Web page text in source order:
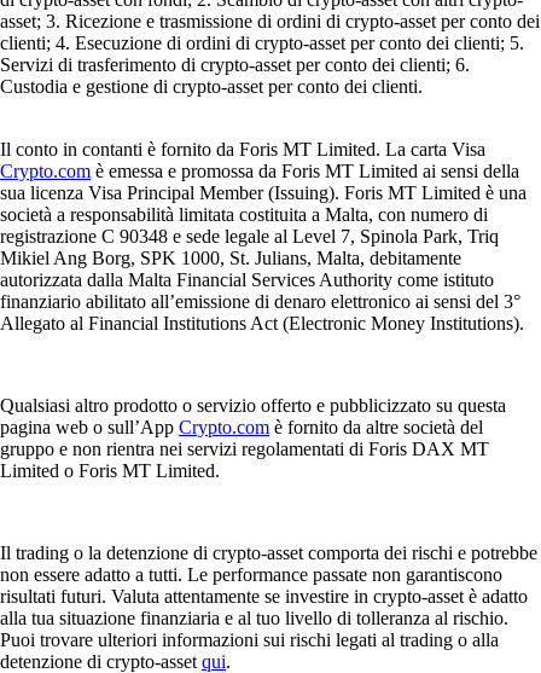
asset; 3. Ricezione e trasmissione di ordini di crypto-asset per conto dei
clienti; 4. Esecuzione di ordini di crypto-asset per conto dei clienti; 5.
Servizi di trasferimento di crypto-asset per conto dei clienti; 6.
Custodia e gestione di crypto-asset per conto dei clienti.
Il conto in contanti è fornito da Foris MT Limited. La carta Visa
Crypto.com è emessa e promossa da Foris MT Limited ai sensi della
sua licenza Visa Principal Member (Issuing). Foris MT Limited è una
società a responsabilità limitata costituita a Malta, con numero di
registrazione C 90348 e sede legale al Level 7, Spinola Park, Triq
Mikiel Ang Borg, SPK 1000, St. Julians, Malta, debitamente
autorizzata dalla Malta Financial Services Authority come istituto
finanziario abilitato all’emissione di denaro elettronico ai sensi del 3°
Allegato al Financial Institutions Act (Electronic Money Institutions).
Qualsiasi altro prodotto o servizio offerto e pubblicizzato su questa
pagina web o sull’App Crypto.com è fornito da altre società del
gruppo e non rientra nei servizi regolamentati di Foris DAX MT
Limited o Foris MT Limited.
Il trading o la detenzione di crypto-asset comporta dei rischi e potrebbe
non essere adatto a tutti. Le performance passate non garantiscono
risultati futuri. Valuta attentamente se investire in crypto-asset è adatto
alla tua situazione finanziaria e al tuo livello di tolleranza al rischio.
Puoi trovare ulteriori informazioni sui rischi legati al trading o alla
detenzione di crypto-asset qui.